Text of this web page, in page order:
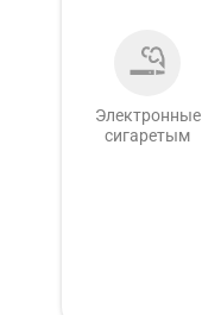
Электронные
сигаретым